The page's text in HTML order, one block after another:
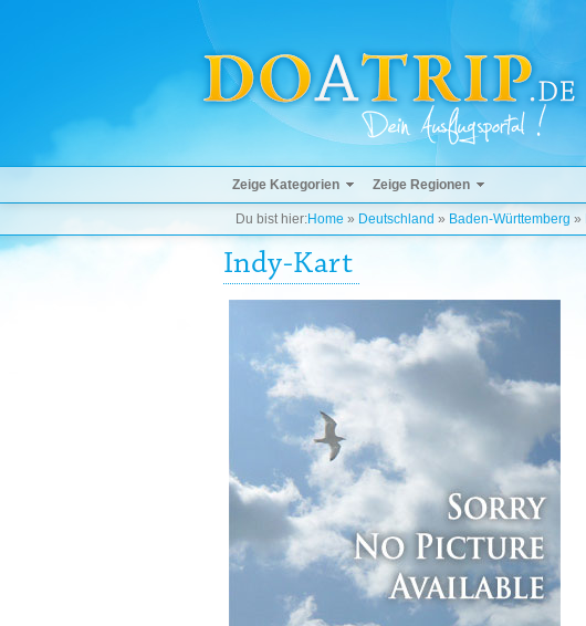
Zeige Kategorien Zeige Regionen
Du bist hier:Home » Deutschland » Baden-Württemberg »
Indy-Kart